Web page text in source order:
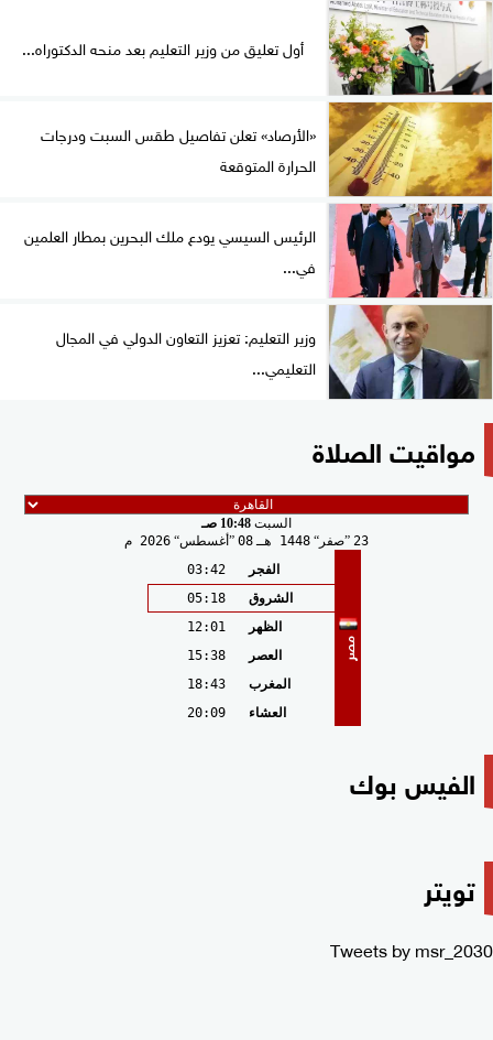
أول تعليق من وزير التعليم بعد منحه الدكتوراه...
«الأرصاد» تعلن تفاصيل طقس السبت ودرجات
الحرارة المتوقعة
الرئيس السيسي يودع ملك البحرين بمطار العلمين
في...
وزير التعليم: تعزيز التعاون الدولي في المجال
التعليمي...
مواقيت الصلاة
السبت 10:48 صـ
23 صفر 1448 هـ 08 أغسطس 2026 م
مصر
الفجر
03:42
الشروق
05:18
الظهر
12:01
العصر
15:38
المغرب
18:43
العشاء
20:09
الفيس بوك
تويتر
Tweets by msr_2030